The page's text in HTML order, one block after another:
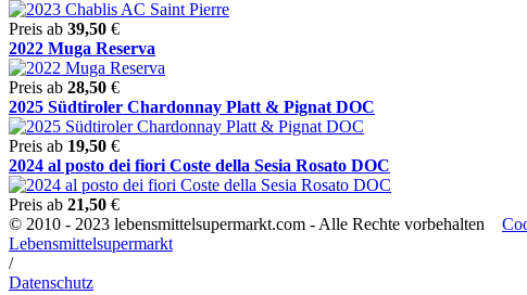
Preis ab 39,50 €
2022 Muga Reserva
Preis ab 28,50 €
2025 Südtiroler Chardonnay Platt & Pignat DOC
Preis ab 19,50 €
2024 al posto dei fiori Coste della Sesia Rosato DOC
Preis ab 21,50 €
© 2010 - 2023 lebensmittelsupermarkt.com - Alle Rechte vorbehalten
Lebensmittelsupermarkt
/
Datenschutz